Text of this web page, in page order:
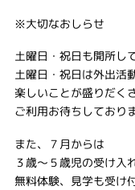
※大切なおしらせ
土曜日・祝日も開所し
土曜日・祝日は外出活
楽しいことが盛りだく
ご利用お待ちしており
また、７月からは
３歳～５歳児の受け
無料体験、見学も受け